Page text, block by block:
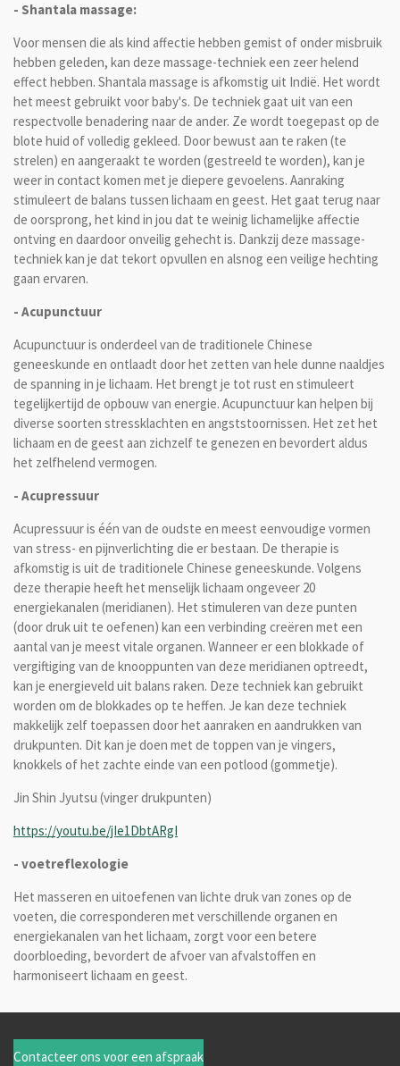
- Shantala massage:
Voor mensen die als kind affectie hebben gemist of onder misbruik
hebben geleden, kan deze massage-techniek een zeer helend
effect hebben. Shantala massage is afkomstig uit Indië. Het wordt
het meest gebruikt voor baby's. De techniekgaat uit van een
respectvolle benadering naar de ander. Ze wordt toegepast op de
blote huid of volledig gekleed. Door bewust aan te raken (te
strelen) en aangeraakt te worden (gestreeld te worden), kan je
weer in contact komen met je diepere gevoelens. Aanraking
stimuleert de balans tussen lichaam en geest. Het gaat terug naar
de oorsprong, het kind in jou dat te weinig lichamelijke affectie
ontving en daardoor onveilig gehecht is. Dankzij deze massage-
techniek kan je dat tekort opvullen en alsnog een veilige hechting
gaan ervaren.
- Acupunctuur
Acupunctuuris onderdeel van de traditionele Chinese
geneeskunde en ontlaadt door het zetten van hele dunne naaldjes
de spanning in je lichaam. Het brengt je tot rust en stimuleert
tegelijkertijd de opbouw van energie. Acupunctuur kan helpen bij
diverse soorten stressklachten en angststoornissen. Het zet het
lichaam en de geest aan zichzelf te genezen en bevordert aldus
het zelfhelend vermogen.
- Acupressuur
Acupressuur is één van de oudste en meest eenvoudige vormen
van stress- en pijnverlichting die er bestaan. De therapie is
afkomstig is uit de traditionele Chinese geneeskunde. Volgens
deze therapie heeft het menselijk lichaam ongeveer 20
energiekanalen (meridianen). Het stimuleren van deze punten
(door druk uit te oefenen) kan een verbinding creëren met een
aantal van je meest vitale organen. Wanneer er een blokkade of
vergiftiging van de knooppunten van deze meridianen optreedt,
kan je energieveld uit balans raken. Deze techniek kan gebruikt
worden om de blokkades op te heffen. Je kan deze techniek
makkelijk zelf toepassen door het aanraken en aandrukken van
drukpunten. Dit kan je doen met de toppen van je vingers,
knokkels of het zachte einde van een potlood (gommetje).
Jin Shin Jyutsu (vinger drukpunten)
https://youtu.be/jIe1DbtARgI
- voetreflexologie
Het masseren en uitoefenen van lichte druk van zones op de
voeten, die corresponderen met verschillende organen en
energiekanalen van het lichaam, zorgt voor een betere
doorbloeding, bevordert de afvoer van afvalstoffen en
harmoniseert lichaam en geest.
Contacteer ons voor een afspraak